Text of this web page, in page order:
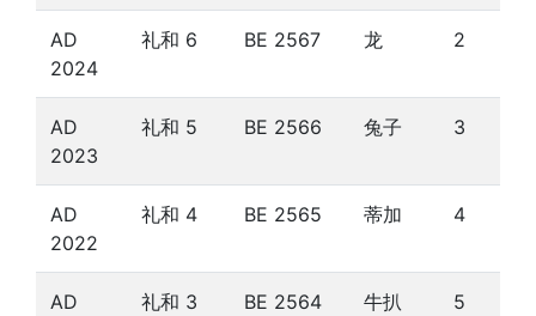
AD
2024
礼和 6 BE 2567 龙 2
AD
2023
礼和 5 BE 2566 兔子 3
AD
2022
礼和 4 BE 2565 蒂加 4
AD
礼和 3 BE 2564 牛扒 5